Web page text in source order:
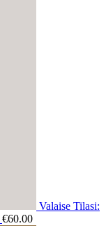
Valaise Tilasi:
€60.00